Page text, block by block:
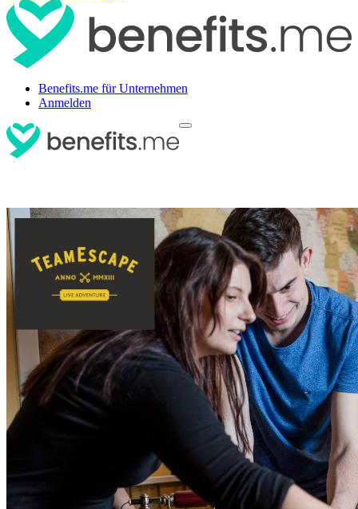
Benefits.me für Unternehmen
Anmelden